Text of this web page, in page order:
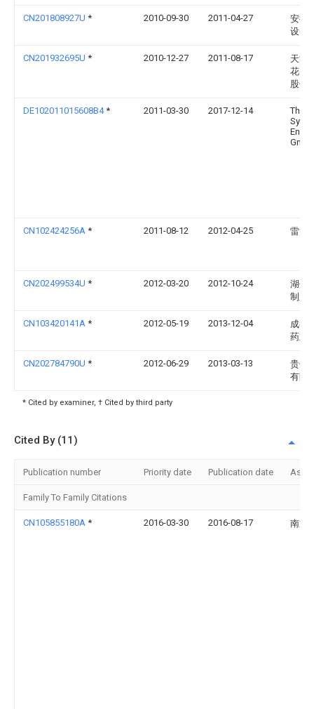
CN201808927U * 2010-09-30 2011-04-27
安徽
设备
CN201932695U * 2010-12-27 2011-08-17
天津
花卉
股份
DE102011015608B4* 2011-03-30 2017-12-14
Gmbh
CN102424256A * 2011-08-12 2012-04-25 雷清
CN202499534U * 2012-03-20 2012-10-24
湖州
制造
CN103420141A * 2012-05-19 2013-12-04
成都
药业
CN202784790U * 2012-06-29 2013-03-13
贵州
有限
* Cited by examiner, † Cited by third party
Cited By (11)
Publication number Priority date Publication date
Family To Family Citations
CN105855180A * 2016-03-30 2016-08-17 南通